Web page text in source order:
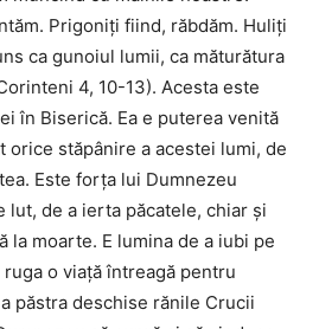
Prigoniţi fiind, răbdăm. Huliţi
ca gunoiul lumii, ca măturătura
4, 10-13). Acesta este
în Biserică. Ea e puterea venită
orice stăpânire a acestei lumi, de
Este forţa lui Dumnezeu
lut, de a ierta păcatele, chiar şi
la moarte. E lumina de a iubi pe
o viaţă întreagă pentru
păstra deschise rănile Crucii